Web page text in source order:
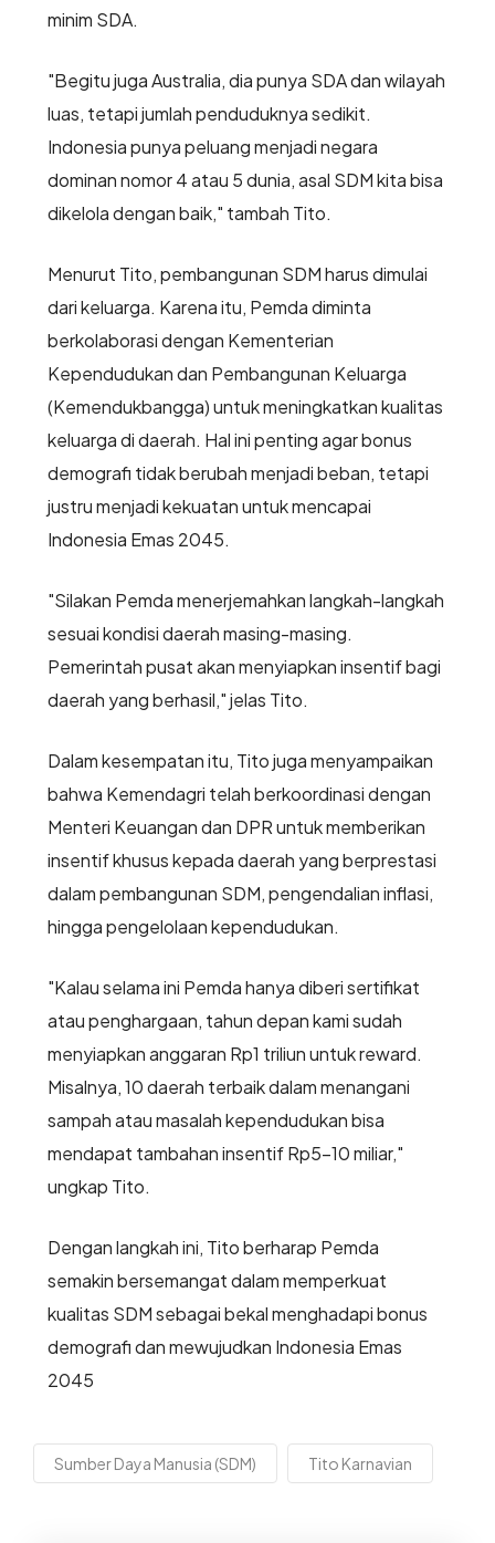
minim SDA.
"Begitu juga Australia, dia punya SDA dan wilayah
luas, tetapi jumlah penduduknya sedikit.
Indonesia punya peluang menjadi negara
dominan nomor 4 atau 5 dunia, asal SDM kita bisa
dikelola dengan baik," tambah Tito.
Menurut Tito, pembangunan SDM harus dimulai
dari keluarga. Karena itu, Pemda diminta
berkolaborasi dengan Kementerian
Kependudukan dan Pembangunan Keluarga
(Kemendukbangga) untuk meningkatkan kualitas
keluarga di daerah. Hal ini penting agar bonus
demografi tidak berubah menjadi beban, tetapi
justru menjadi kekuatan untuk mencapai
Indonesia Emas 2045.
"Silakan Pemda menerjemahkan langkah-langkah
sesuai kondisi daerah masing-masing.
Pemerintah pusat akan menyiapkan insentif bagi
daerah yang berhasil," jelas Tito.
Dalam kesempatan itu, Tito juga menyampaikan
bahwa Kemendagri telah berkoordinasi dengan
Menteri Keuangan dan DPR untuk memberikan
insentif khusus kepada daerah yang berprestasi
dalam pembangunan SDM, pengendalian inflasi,
hingga pengelolaan kependudukan.
"Kalau selama ini Pemda hanya diberi sertifikat
atau penghargaan, tahun depan kami sudah
menyiapkan anggaran Rp1 triliun untuk reward.
Misalnya, 10 daerah terbaik dalam menangani
sampah atau masalah kependudukan bisa
mendapat tambahan insentif Rp5–10 miliar,"
ungkap Tito.
Dengan langkah ini, Tito berharap Pemda
semakin bersemangat dalam memperkuat
kualitas SDM sebagai bekal menghadapi bonus
demografi dan mewujudkan Indonesia Emas
2045
Sumber Daya Manusia (SDM) Tito Karnavian